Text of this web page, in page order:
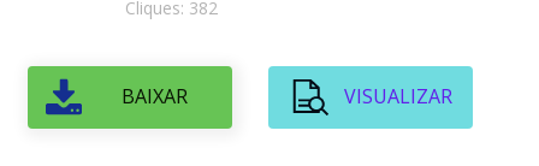
Cliques: 382
BAIXAR VISUALIZAR